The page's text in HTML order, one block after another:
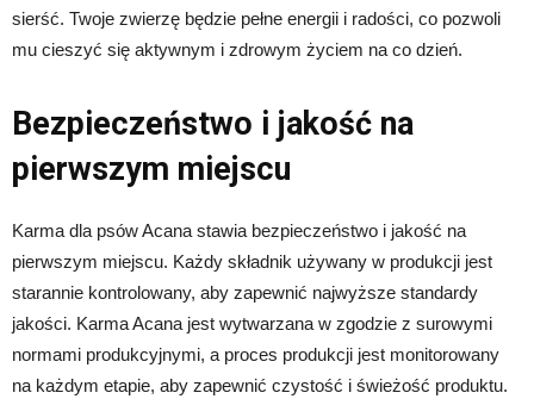
sierść. Twoje zwierzę będzie pełne energii i radości, co pozwoli
mu cieszyć się aktywnym i zdrowym życiem na co dzień.
Bezpieczeństwo i jakość na
pierwszym miejscu
Karma dla psów Acana stawia bezpieczeństwo i jakość na
pierwszym miejscu. Każdy składnik używany w produkcji jest
starannie kontrolowany, aby zapewnić najwyższe standardy
jakości. Karma Acana jest wytwarzana w zgodzie z surowymi
normami produkcyjnymi, a proces produkcji jest monitorowany
na każdym etapie, aby zapewnić czystość i świeżość produktu.